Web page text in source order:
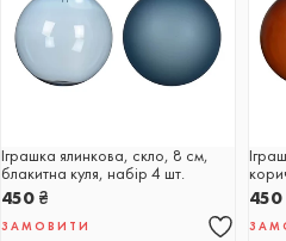
Іграшка ялинкова, скло, 8 см,
блакитна куля, набір 4 шт.
450 ₴
ЗАМОВИТИ
450